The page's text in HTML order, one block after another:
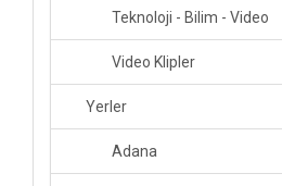
Teknoloji - Bilim - Video
Video Klipler
Yerler
Adana